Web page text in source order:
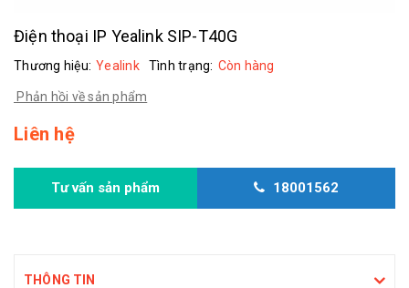
Điện thoại IP Yealink SIP-T40G
Thương hiệu: Yealink Tình trạng: Còn hàng
Phản hồi về sản phẩm
Liên hệ
Tư vấn sản phẩm 18001562
THÔNG TIN